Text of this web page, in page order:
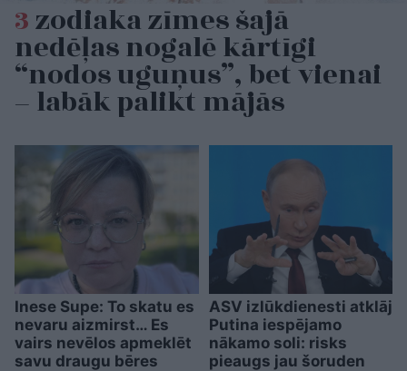
3zodiaka zīmes šajā
nedēļas nogalē kārtīgi
“nodos uguņus”, bet vienai
– labāk palikt mājās
Inese Supe: To skatu es
nevaru aizmirst… Es
vairs nevēlos apmeklēt
savu draugu bēres
ASV izlūkdienesti atklāj
Putina iespējamo
nākamo soli: risks
pieaugs jau šoruden